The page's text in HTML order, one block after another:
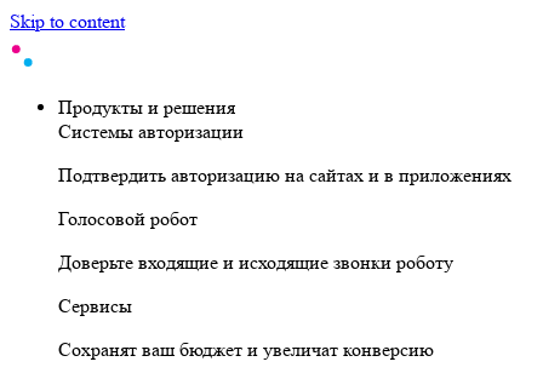
Skip to content
Продукты и решения
Системы авторизации
Подтвердить авторизацию на сайтах и в приложениях
Голосовой робот
Доверьте входящие и исходящие звонки роботу
Сервисы
Сохранят ваш бюджет и увеличат конверсию